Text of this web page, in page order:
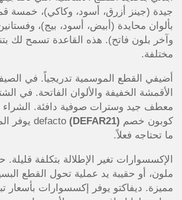
جيدة (جينز أزرق، أسود، وكاكي)، خمسة
بألوان محايدة (أبيض، أسود، بيج)،
مختلفة.
أضيفي القطع الموسمية تدريجياً. في
الأقمشة الخفيفة والألوان الفاتحة. في
معطف جيد وسترات صوفية دافئة.
كوبون خصم defacto (DEFAR21)
يوفر
ما تحتاجه فعلاً.
الإكسسوارات تغير الإطلالة بتكلفة
ملون، أو حقيبة يد عملية تحول القطع